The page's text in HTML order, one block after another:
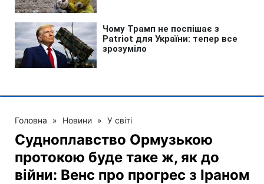
Головна » Новини » У світі
Судноплавство Ормузькою
протокою буде таке ж, як до
війни: Венс про прогрес з Іраном